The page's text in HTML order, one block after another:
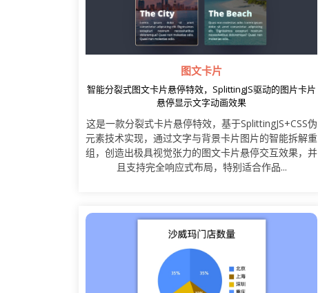
图文卡片
智能分裂式图文卡片悬停特效，SplittingJS驱动的图片卡片
悬停显示文字动画效果
这是一款分裂式卡片悬停特效，基于SplittingJS+CSS伪
元素技术实现，通过文字与背景卡片图片的智能拆解重
组，创造出极具视觉张力的图文卡片悬停交互效果，并
且支持完全响应式布局，特别适合作品...